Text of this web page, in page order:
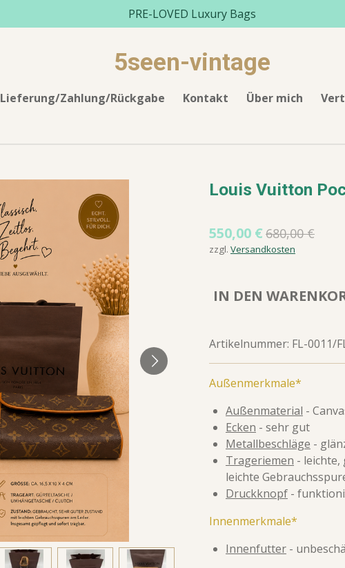
PRE-LOVED Luxury Bags
5seen-vintage
Lieferung/Zahlung/Rückgabe Kontakt Über mich
Louis Vuitton
550,00 € 680,00 €
zzgl. Versandkosten
IN DEN
Artikelnummer: FL-0011/
Außenmerkmale*
Außenmaterial -
Ecken - sehr gut
Metallbeschläge -
Trageriemen - leichte,
leichte
Druckknopf -
Innenmerkmale*
Innenfutter -